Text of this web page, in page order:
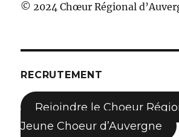
© 2024 Chœur Régional
RECRUTEMENT
Rejoindre le Choeur
Jeune Choeur d’Auvergne